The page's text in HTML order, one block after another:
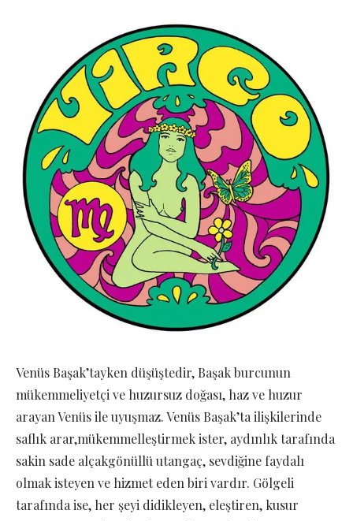
Venüs Başak’tayken düşüştedir, Başak burcunun
mükemmeliyetçi ve huzursuz doğası, haz ve huzur
arayan Venüs ile uyuşmaz. Venüs Başak’ta ilişkilerinde
saflık arar,mükemmelleştirmek ister, aydınlık tarafında
sakin sade alçakgönüllü utangaç, sevdiğine faydalı
olmak isteyen ve hizmet eden biri vardır. Gölgeli
tarafında ise, her şeyi didikleyen, eleştiren, kusur